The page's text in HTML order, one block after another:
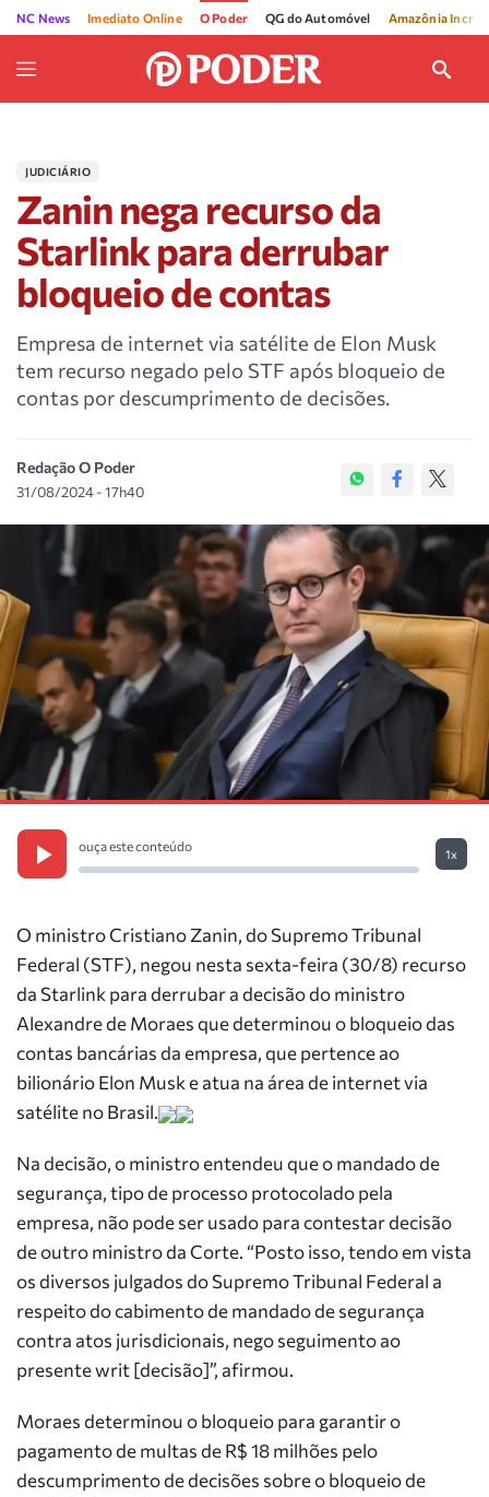
NC News Imediato Online O Poder QG do Automóvel Amazônia
JUDICIÁRIO
Zanin nega recurso da
Starlink para derrubar
bloqueio de contas
Empresa de internet via satélite de Elon Musk
tem recurso negado pelo STF após bloqueio de
contas por descumprimento de decisões.
Redação O Poder
31/08/2024 - 17h40
ouça este conteúdo
1x
O ministro Cristiano Zanin, do Supremo Tribunal
Federal (STF), negou nesta sexta-feira (30/8) recurso
da Starlink para derrubar a decisão do ministro
Alexandre de Moraes que determinou o bloqueio das
contas bancárias da empresa, que pertence ao
bilionário Elon Musk e atua na área de internet via
satélite no Brasil.
Na decisão, o ministro entendeu que o mandado de
segurança, tipo de processo protocolado pela
empresa, não pode ser usado para contestar decisão
de outro ministro da Corte. “Posto isso, tendo em vista
os diversos julgados do Supremo Tribunal Federal a
respeito do cabimento de mandado de segurança
contra atos jurisdicionais, nego seguimento ao
presente writ [decisão]”, afirmou.
Moraes determinou o bloqueio para garantir o
pagamento de multas de R$ 18 milhões pelo
descumprimento de decisões sobre o bloqueio de